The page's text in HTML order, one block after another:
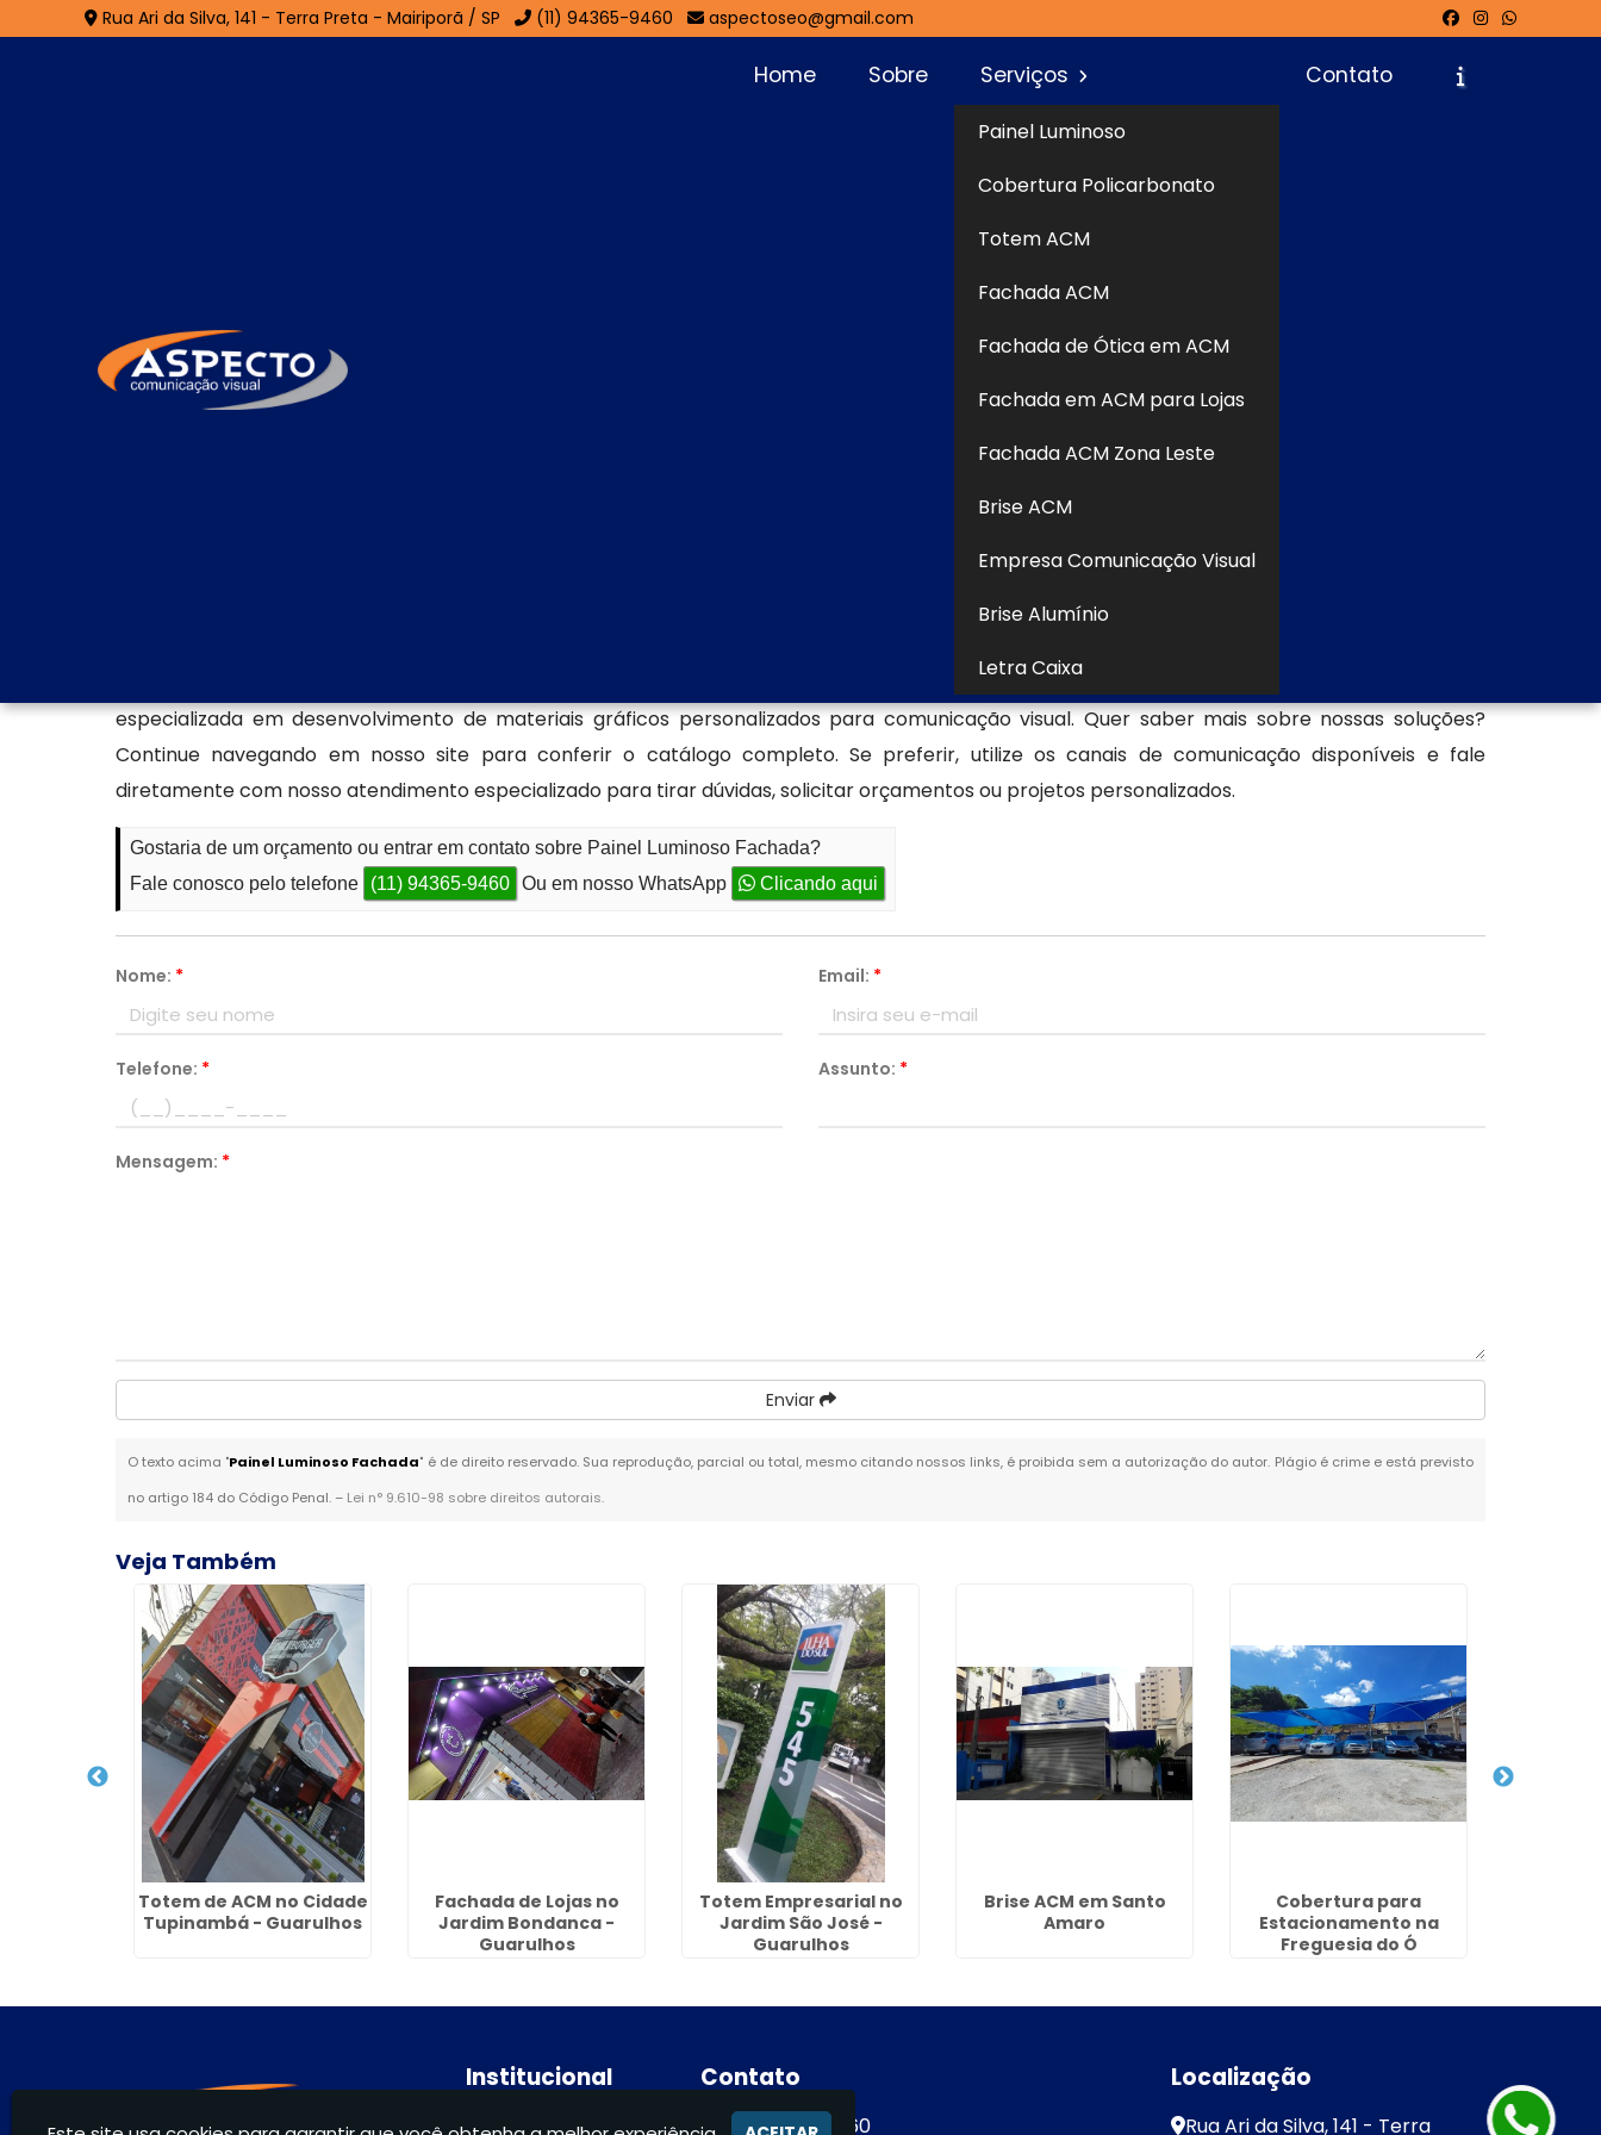
Rua Ari da Silva, 141 - Terra Preta - Mairiporã / SP (11) 94365-9460 aspectoseo@gmail.com
Home Sobre Serviços
Painel Luminoso
Cobertura Policarbonato
Totem ACM
Fachada ACM
Fachada de Ótica em ACM
Fachada em ACM para Lojas
Fachada ACM Zona Leste
Brise ACM
Empresa Comunicação Visual
Brise Alumínio
Letra Caixa
Contato
impacto estético para destacar marcas em ambientes externos. Equipado com iluminação interna,
geralmente em LED, esse painel proporciona alta visibilidade tanto de dia quanto à noite, sendo
confeccionada em materiais como ACM, acrílico ou lona, oferecendo resistência às intempéries e
longa durabilidade. O painel luminoso para fachada valoriza a identidade visual do negócio e
especializada e personalizada para sua empresa, encontrou o lugar certo! Seja bem-vindo a Aspecto Comunicação Visual, uma empresa
especializada em desenvolvimento de materiais gráficos personalizados para comunicação visual. Quer saber mais sobre nossas soluções?
Continue navegando em nosso site para conferir o catálogo completo. Se preferir, utilize os canais de comunicação disponíveis e fale
diretamente com nosso atendimento especializado para tirar dúvidas, solicitar orçamentos ou projetos personalizados.
Gostaria de um orçamento ou entrar em contato sobre Painel Luminoso Fachada?
Fale conosco pelo telefone
(11) 94365-9460 Ou em nosso WhatsApp Clicando aqui
Nome: * Email: *
Telefone: * Assunto: *
Mensagem: *
Enviar
O texto acima "Painel Luminoso Fachada" é de direito reservado. Sua reprodução, parcial ou total, mesmo citando nossos links, é proibida sem a autorização do autor. Plágio é crime e está previsto
no artigo 184 do Código Penal. – Lei n° 9.610-98 sobre direitos autorais.
Veja Também
Totem de ACM no Cidade
Tupinambá - Guarulhos
Fachada de Lojas no
Jardim Bondanca -
Guarulhos
Totem Empresarial no
Jardim São José -
Guarulhos
Brise ACM em Santo
Amaro
Cobertura para
Estacionamento na
Freguesia do Ó
Institucional
Home
Contato
(11) 94365-9460
Localização
Rua Ari da Silva, 141 - Terra